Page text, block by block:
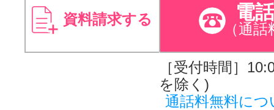
資料請求する 電
（通話
［受付時間］
を除く)
通話料無料につ